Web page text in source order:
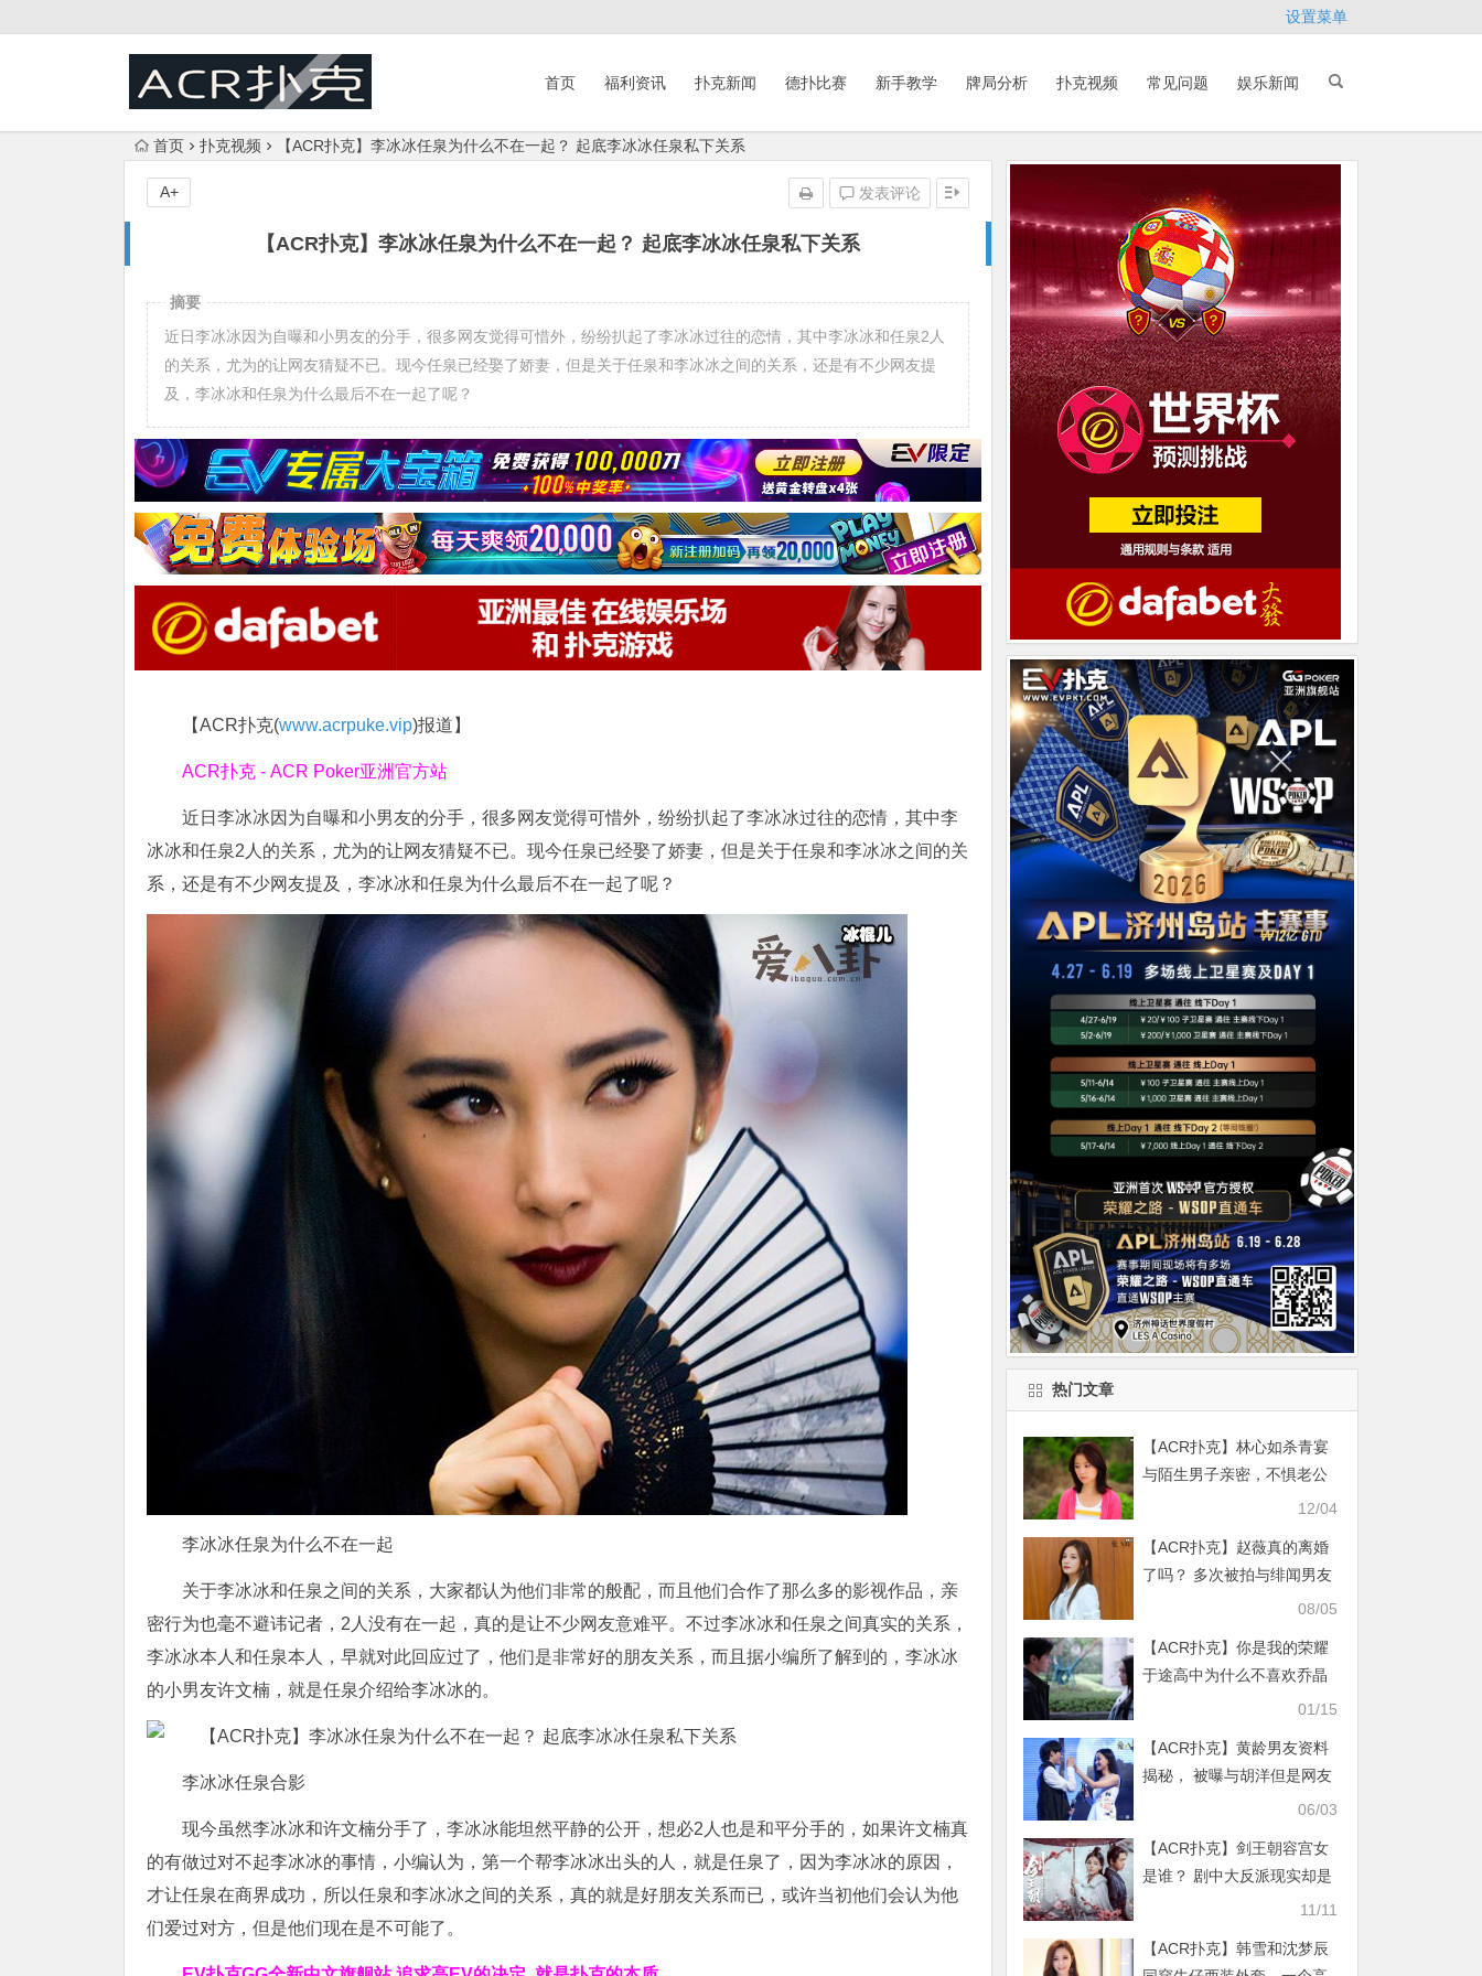
设置菜单
首页 福利资讯 扑克新闻 德扑比赛 新手教学 牌局分析 扑克视频 常见问题 娱乐新闻
首页 扑克视频 【ACR扑克】李冰冰任泉为什么不在一起？ 起底李冰冰任泉私下关系
【ACR扑克】李冰冰任泉为什么不在一起？ 起底李冰冰任泉私下关系
发表评论
A+
摘要
近日李冰冰因为自曝和小男友的分手，很多网友觉得可惜外，纷纷扒起了李冰冰过往的恋情，其中李冰冰和任泉2人
的关系，尤为的让网友猜疑不已。现今任泉已经娶了娇妻，但是关于任泉和李冰冰之间的关系，还是有不少网友提
及，李冰冰和任泉为什么最后不在一起了呢？
【ACR扑克(www.acrpuke.vip)报道】
ACR扑克 - ACR Poker亚洲官方站
近日李冰冰因为自曝和小男友的分手，很多网友觉得可惜外，纷纷扒起了李冰冰过往的恋情，其中李
冰冰和任泉2人的关系，尤为的让网友猜疑不已。现今任泉已经娶了娇妻，但是关于任泉和李冰冰之间的关
系，还是有不少网友提及，李冰冰和任泉为什么最后不在一起了呢？
李冰冰任泉为什么不在一起
关于李冰冰和任泉之间的关系，大家都认为他们非常的般配，而且他们合作了那么多的影视作品，亲
密行为也毫不避讳记者，2人没有在一起，真的是让不少网友意难平。不过李冰冰和任泉之间真实的关系，
李冰冰本人和任泉本人，早就对此回应过了，他们是非常好的朋友关系，而且据小编所了解到的，李冰冰
的小男友许文楠，就是任泉介绍给李冰冰的。
李冰冰任泉合影
现今虽然李冰冰和许文楠分手了，李冰冰能坦然平静的公开，想必2人也是和平分手的，如果许文楠真
的有做过对不起李冰冰的事情，小编认为，第一个帮李冰冰出头的人，就是任泉了，因为李冰冰的原因，
才让任泉在商界成功，所以任泉和李冰冰之间的关系，真的就是好朋友关系而已，或许当初他们会认为他
们爱过对方，但是他们现在是不可能了。
热门文章
【ACR扑克】林心如杀青宴
与陌生男子亲密，不惧老公
12/04
【ACR扑克】赵薇真的离婚
了吗？ 多次被拍与绯闻男友
08/05
【ACR扑克】你是我的荣耀
于途高中为什么不喜欢乔晶
晶？乔晶晶最喜欢的人是01/15
【ACR扑克】黄龄男友资料
揭秘， 被曝与胡洋但是网友
06/03
【ACR扑克】剑王朝容宫女
是谁？ 剧中大反派现实却是
11/11
【ACR扑克】韩雪和沈梦辰